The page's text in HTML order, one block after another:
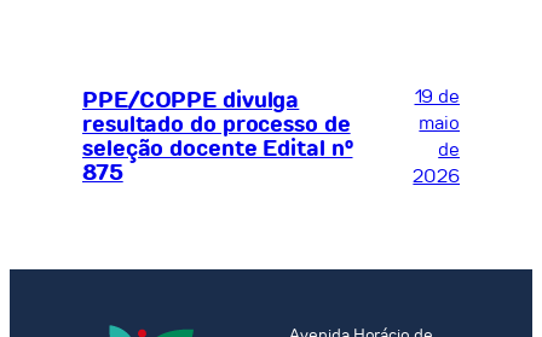
PPE/COPPE divulga
resultado do processo de
seleção docente Edital nº
875
19 de
maio
de
2026